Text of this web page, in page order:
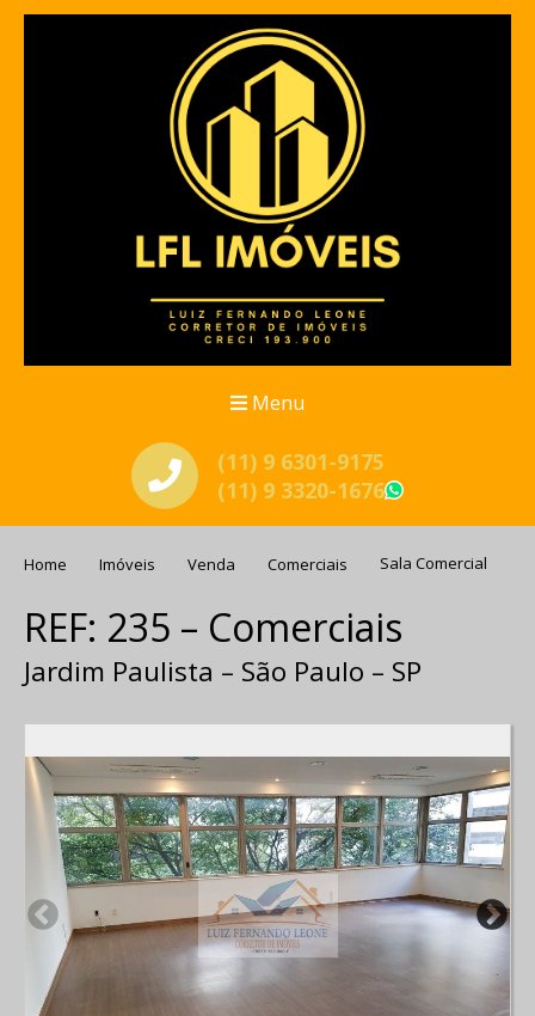
Menu
(11) 9 6301-9175
(11) 9 3320-1676
Home Imóveis Venda Comerciais Sala Comercial
REF: 235 – Comerciais
Jardim Paulista – São Paulo – SP